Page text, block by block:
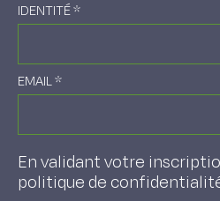
IDENTITÉ*
EMAIL*
En validant votre
politique de